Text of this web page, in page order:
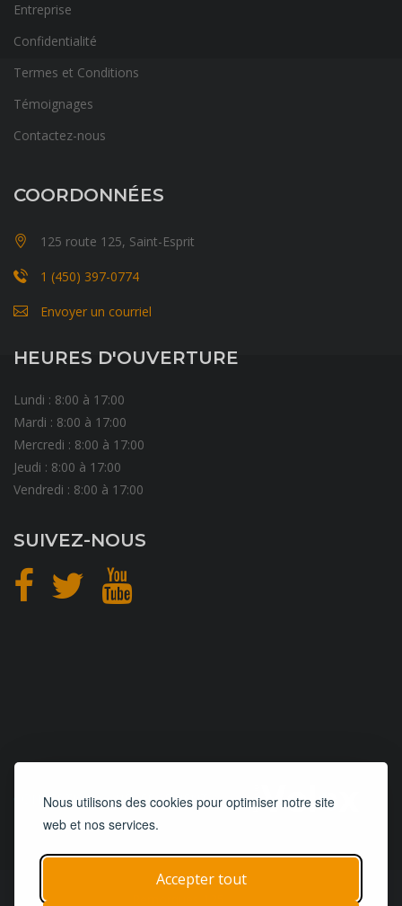
Nous utilisons des cookies pour optimiser notre site
web et nos services.
Accepter tout
Entreprise
Confidentialité
Termes et Conditions
Témoignages
Contactez-nous
COORDONNÉES
125 route 125, Saint-Esprit
1 (450) 397-0774
Envoyer un courriel
HEURES D'OUVERTURE
Lundi : 8:00 à 17:00
Mardi : 8:00 à 17:00
Mercredi : 8:00 à 17:00
Jeudi : 8:00 à 17:00
Vendredi : 8:00 à 17:00
SUIVEZ-NOUS
CONCEPTIONetHÉBERGEMENT
© 2019 - 2026 | Tous droits réservés